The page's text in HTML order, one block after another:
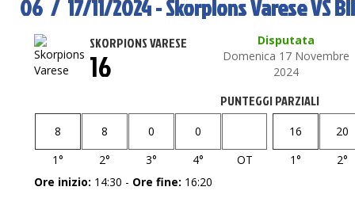
06 / 17/11/2024 - Skorpions Varese VS
SKORPIONS VARESE
Disputata
Domenica 17 Novembre
2024
16
PUNTEGGI PARZIALI
8 8 0
0
1°
2° 3° 4° OT
16
20
1°
2°
Ore inizio: 14:30 - Ore fine: 16:20